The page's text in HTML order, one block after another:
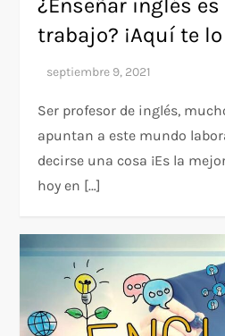
¿Enseñar inglés
trabajo? ¡Aquí te
Ser profesor de inglés,
apuntan a este mundo
decirse una cosa ¡Es la
hoy en […]